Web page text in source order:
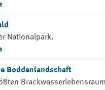
Nationalpark.
Boddenlandschaft